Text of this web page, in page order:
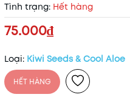
Tình trạng: Hết hàng
75.000₫
Loại: Kiwi Seeds & Cool Aloe
HẾT HÀNG